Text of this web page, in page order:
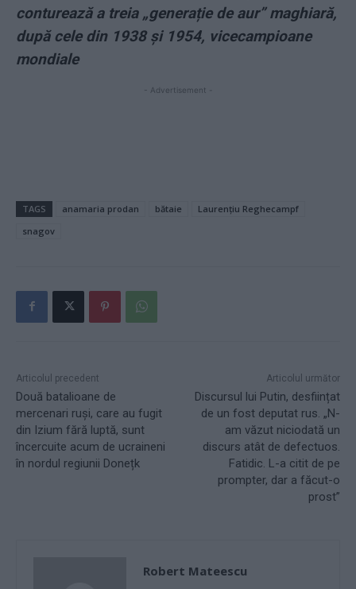
conturează a treia „generație de aur” maghiară,
după cele din 1938 și 1954, vicecampioane
mondiale
- Advertisement -
TAGS anamaria prodan bătaie
Laurențiu Reghecampf
snagov
Articolul precedent
Două batalioane de
mercenari ruși, care au fugit
din Izium fără luptă, sunt
încercuite acum de ucraineni
în nordul regiunii Donețk
Articolul următor
Discursul lui Putin, desființat
de un fost deputat rus. „N-
am văzut niciodată un
discurs atât de defectuos.
Fatidic. L-a citit de pe
prompter, dar a făcut-o
prost”
Robert Mateescu